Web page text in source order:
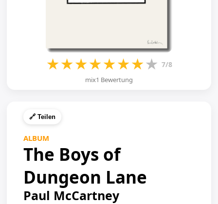
★★★★★★★★ 7/8
mix1 Bewertung
🔗 Teilen
ALBUM
The Boys of
Dungeon Lane
Paul McCartney